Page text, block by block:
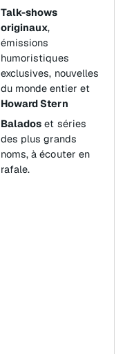
Talk-shows
originaux,
émissions
humoristiques
exclusives, nouvelles
du monde entier et
Howard Stern
Balados et séries
des plus grands
noms, à écouter en
rafale.